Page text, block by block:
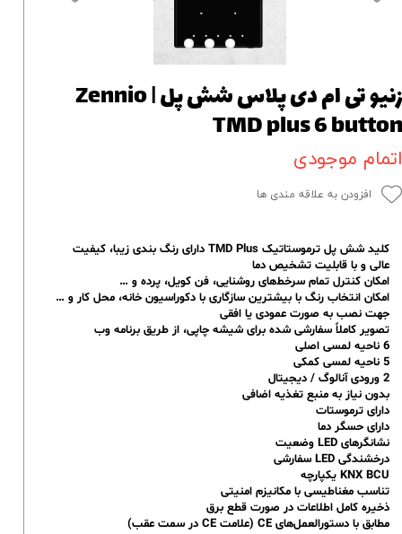
زنیو تی ام دی پلاس شش پل | Zennio
TMD plus 6 button
اتمام موجودی
افزودن به علاقه مندی ها
کلید شش پل ترموستاتیک TMD Plus دارای رنگ بندی زیبا، کیفیت
عالی و با قابلیت تشخیص دما
امکان کنترل تمام سرخط‌های روشنایی، فن کویل، پرده و …
امکان انتخاب رنگ با بیشترین سازگاری با دکوراسیون خانه، محل کار و …
جهت نصب به صورت عمودی یا افقی
تصویر کاملاً سفارشی شده برای شیشه چاپی، از طریق برنامه وب
6 ناحیه لمسی اصلی
5 ناحیه لمسی کمکی
2 ورودی آنالوگ / دیجیتال
بدون نیاز به منبع تغذیه اضافی
دارای ترموستات
دارای حسگر دما
نشانگرهای LED وضعیت
درخشندگی LED سفارشی
KNX BCU یکپارچه
تناسب مغناطیسی با مکانیزم امنیتی
ذخیره کامل اطلاعات در صورت قطع برق
مطابق با دستورالعمل‌های CE (علامت CE در سمت عقب)